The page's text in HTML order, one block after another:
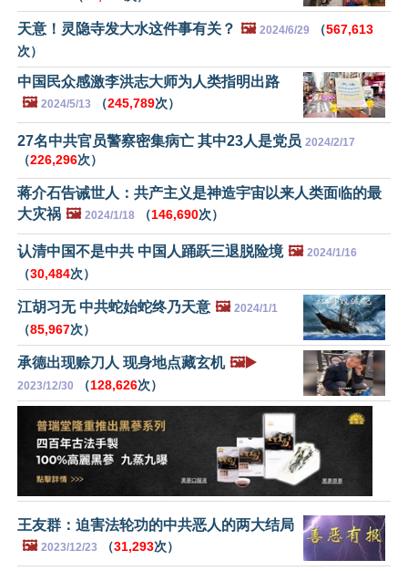
天意！灵隐寺发大水这件事有关？ 🖼️ 2024/6/29 （567,613
次）
中国民众感激李洪志大师为人类指明出路
🖼️ 2024/5/13 （245,789次）
27名中共官员警察密集病亡 其中23人是党员 2024/2/17
（226,296次）
蒋介石告诫世人：共产主义是神造宇宙以来人类面临的最
大灾祸 🖼️ 2024/1/18 （146,690次）
认清中国不是中共 中国人踊跃三退脱险境 🖼️ 2024/1/16
（30,484次）
江胡习无 中共蛇始蛇终乃天意 🖼️ 2024/1/1
（85,967次）
承德出现赊刀人 现身地点藏玄机 🖼️▶️
2023/12/30 （128,626次）
王友群：迫害法轮功的中共恶人的两大结局
🖼️ 2023/12/23 （31,293次）